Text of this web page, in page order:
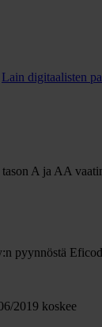
Lain digitaalisten
A ja AA
pyynnöstä
2019 koskee